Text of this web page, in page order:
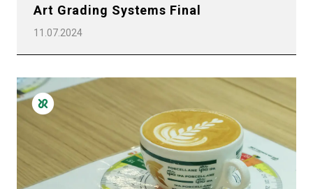
Art Grading Systems Final
11.07.2024
Alle
Produkte
Nachrichten
Herunterladen